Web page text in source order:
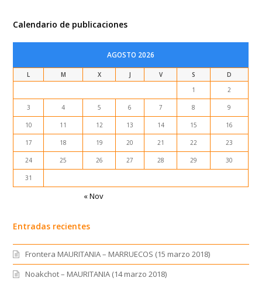
Calendario de publicaciones
AGOSTO 2026
L M X J V S
D
1
2
3 4 5 6 7 8 9
10 11 12 13 14 15 16
17 18 19 20 21 22 23
24 25 26 27 28 29 30
31
« Nov
Entradas recientes
Frontera MAURITANIA – MARRUECOS (15 marzo 2018)
Noakchot – MAURITANIA (14 marzo 2018)